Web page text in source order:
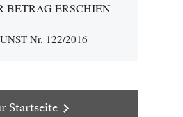
BETRAG ERSCHIEN
Nr. 122/2016
Startseite